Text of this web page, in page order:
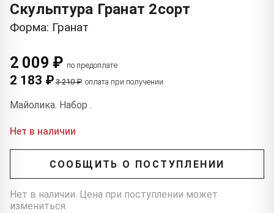
Скульптура Гранат 2сорт
Форма: Гранат
2 009 ₽ по предоплате
2 183 ₽ 3 210 ₽ оплата при получении
Майолика. Набор .
Нет в наличии
СООБЩИТЬ О ПОСТУПЛЕНИИ
Нет в наличии. Цена при поступлении может
измениться.